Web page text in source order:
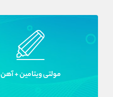
مولتى ويتامين + آهن